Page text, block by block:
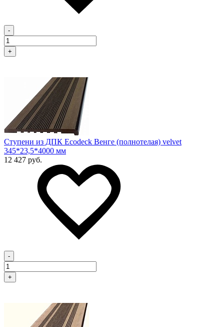
-
+
Ступени из ДПК Ecodeck Венге (полнотелая) velvet
345*23,5*4000 мм
12 427 руб.
-
+